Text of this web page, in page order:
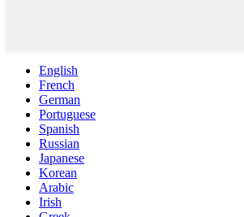
English
French
German
Portuguese
Spanish
Russian
Japanese
Korean
Arabic
Irish